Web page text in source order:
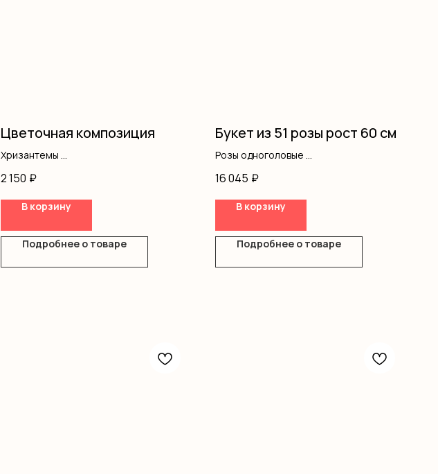
Цветочная композиция
Хризантемы
Оазис
Коробка
2 150 ₽
В корзину
Подробнее о товаре
Букет из 51 розы рост 60 см
Розы одноголовые
16 045 ₽
В корзину
Подробнее о товаре